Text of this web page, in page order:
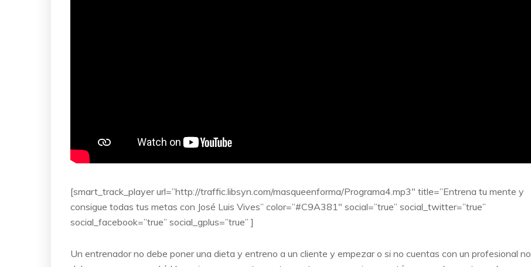
[smart_track_player url=”http://traffic.libsyn.com/masqueenforma/Programa4.mp3″ title=”Entrena tu mente y
consigue todas tus metas con José Luis Vives” color=”#C9A381″ social=”true” social_twitter=”true”
social_facebook=”true” social_gplus=”true” ]
Un entrenador no debe poner una dieta y entreno a un cliente y empezar o si no cuentas con un profesional no